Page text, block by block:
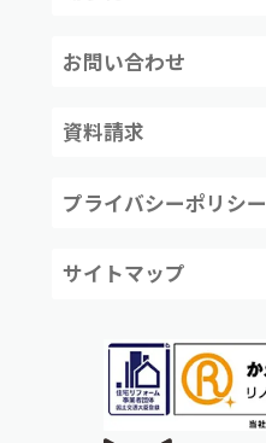
お問い合わせ
資料請求
プライバシーポリシー
サイトマップ